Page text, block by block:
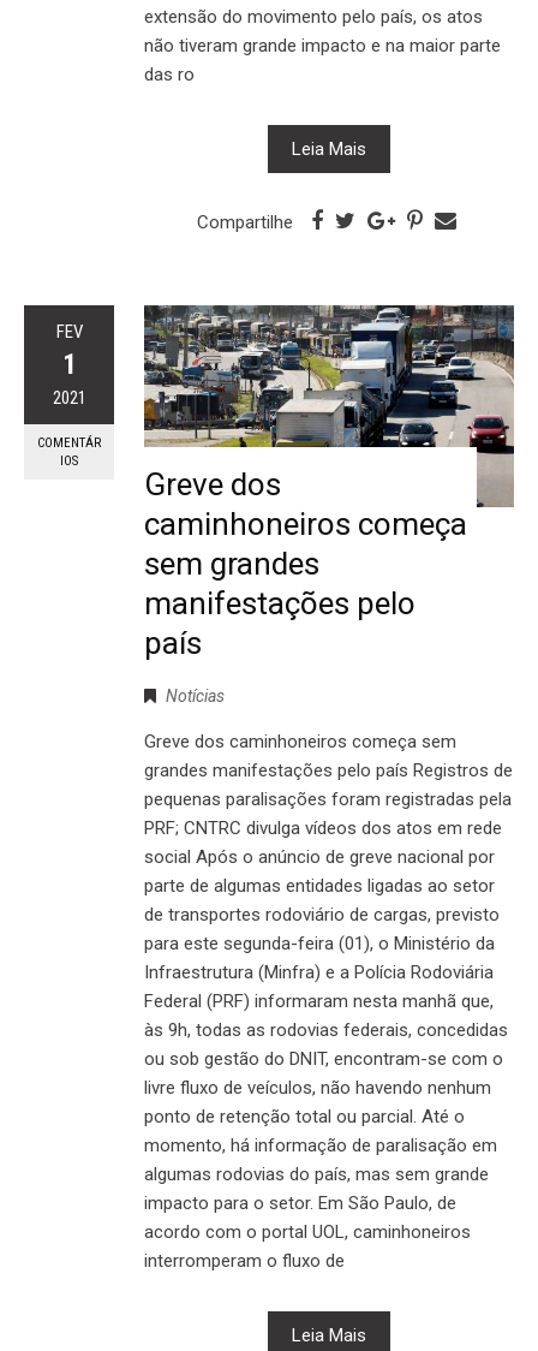
extensão do movimento pelo país, os atos
não tiveram grande impacto e na maior parte
das ro
Leia Mais
Compartilhe
FEV
1
2021
COMENTÁR
IOS
Greve dos
caminhoneiros começa
sem grandes
manifestações pelo
país
Notícias
Greve dos caminhoneiros começa sem
grandes manifestações pelo país Registros de
pequenas paralisações foram registradas pela
PRF; CNTRC divulga vídeos dos atos em rede
social Após o anúncio de greve nacional por
parte de algumas entidades ligadas ao setor
de transportes rodoviário de cargas, previsto
para este segunda-feira (01), o Ministério da
Infraestrutura (Minfra) e a Polícia Rodoviária
Federal (PRF) informaram nesta manhã que,
às 9h, todas as rodovias federais, concedidas
ou sob gestão do DNIT, encontram-se com o
livre fluxo de veículos, não havendo nenhum
ponto de retenção total ou parcial. Até o
momento, há informação de paralisação em
algumas rodovias do país, mas sem grande
impacto para o setor. Em São Paulo, de
acordo com o portal UOL, caminhoneiros
interromperam o fluxo de
Leia Mais